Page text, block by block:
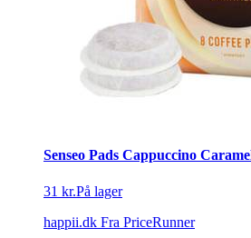
Senseo Pads Cappuccino
31 kr.På lager
happii.dk Fra PriceRunner